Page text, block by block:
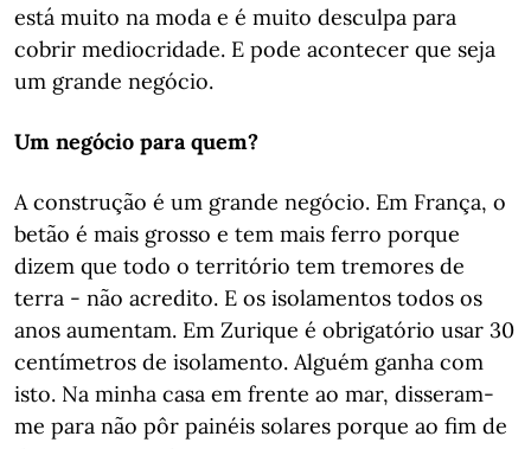
está muito na moda e é muito desculpa para
cobrir mediocridade. E pode acontecer que seja
um grande negócio.
Um negócio para quem?
A construção é um grande negócio. Em França, o
betão é mais grosso e tem mais ferro porque
dizem que todo o território tem tremores de
terra - não acredito. E os isolamentos todos os
anos aumentam. Em Zurique é obrigatório usar 30
centímetros de isolamento. Alguém ganha com
isto. Na minha casa em frente ao mar, disseram-
me para não pôr painéis solares porque ao fim de